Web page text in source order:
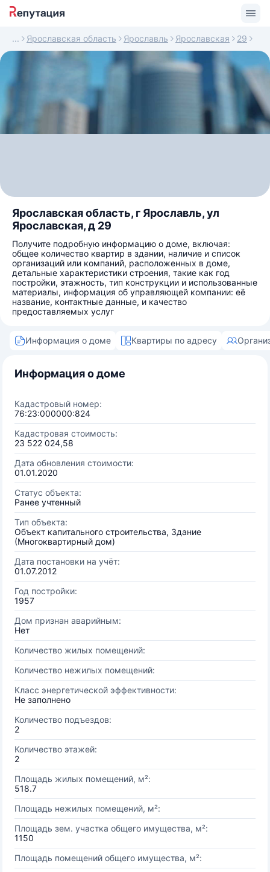
Ярославская область Ярославль Ярославская 29
Ярославская область, г Ярославль, ул
Ярославская, д 29
Получите подробную информацию о доме, включая:
общее количество квартир в здании, наличие и список
организаций или компаний, расположенных в доме,
детальные характеристики строения, такие как год
постройки, этажность, тип конструкции и использованные
материалы, информация об управляющей компании: её
название, контактные данные, и качество
предоставляемых услуг
Информация о доме Квартиры по адресу
Информация о доме
Кадастровый номер:
76:23:000000:824
Кадастровая стоимость:
23 522 024,58
Дата обновления стоимости:
01.01.2020
Статус объекта:
Ранее учтенный
Тип объекта:
Объект капитального строительства, Здание
(Многоквартирный дом)
Дата постановки на учёт:
01.07.2012
Год постройки:
1957
Дом признан аварийным:
Нет
Количество жилых помещений:
Количество нежилых помещений:
Класс энергетической эффективности:
Не заполнено
Количество подъездов:
2
Количество этажей:
2
Площадь жилых помещений, м²:
518.7
Площадь нежилых помещений, м²:
Площадь зем. участка общего имущества, м²:
1150
Площадь помещений общего имущества, м²: